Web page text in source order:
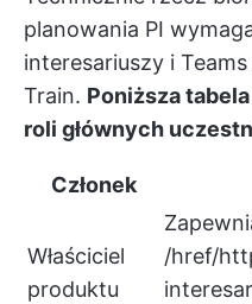
planowania PI
interesariuszy i
Train. Poniższa
roli głównych
Członek
Właściciel
produktu
/href/